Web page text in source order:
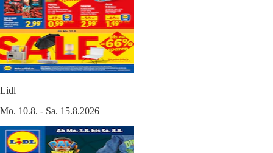
Lidl
Mo. 10.8. - Sa. 15.8.2026